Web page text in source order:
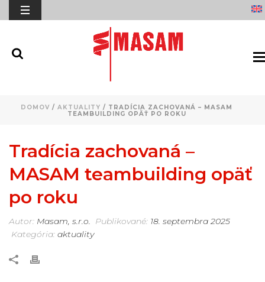
DOMOV / AKTUALITY / TRADÍCIA ZACHOVANÁ – MASAM
TEAMBUILDING OPÄŤ PO ROKU
Tradícia zachovaná –
MASAM teambuilding opäť
po roku
Autor: Masam, s.r.o. Publikované: 18. septembra 2025
Kategória: aktuality